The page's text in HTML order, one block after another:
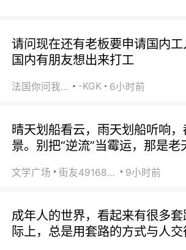
请问现在还有老板要申请国内工
国内有朋友想出来打工
法国你问我答 -KGK 6小时前
晴天划船看云，雨天划船听响
景。别把“逆流”当霉运，那是老
文学广场 街友49168527 9小时前
成年人的世界，看起来有很多
际上，总是用套路的方式与人